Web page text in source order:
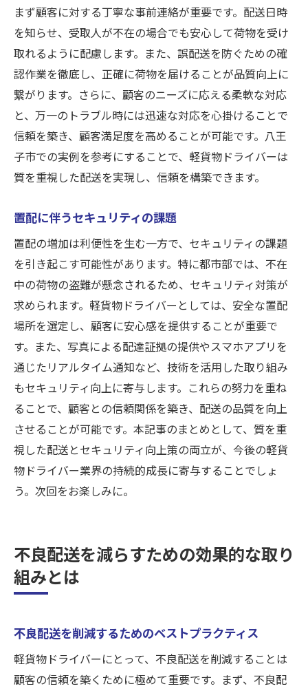
まず顧客に対する丁寧な事前連絡が重要です。配送日時
を知らせ、受取人が不在の場合でも安心して荷物を受け
取れるように配慮します。また、誤配送を防ぐための確
認作業を徹底し、正確に荷物を届けることが品質向上に
繋がります。さらに、顧客のニーズに応える柔軟な対応
と、万一のトラブル時には迅速な対応を心掛けることで
信頼を築き、顧客満足度を高めることが可能です。八王
子市での実例を参考にすることで、軽貨物ドライバーは
質を重視した配送を実現し、信頼を構築できます。
置配に伴うセキュリティの課題
置配の増加は利便性を生む一方で、セキュリティの課題
を引き起こす可能性があります。特に都市部では、不在
中の荷物の盗難が懸念されるため、セキュリティ対策が
求められます。軽貨物ドライバーとしては、安全な置配
場所を選定し、顧客に安心感を提供することが重要で
す。また、写真による配達証拠の提供やスマホアプリを
通じたリアルタイム通知など、技術を活用した取り組み
もセキュリティ向上に寄与します。これらの努力を重ね
ることで、顧客との信頼関係を築き、配送の品質を向上
させることが可能です。本記事のまとめとして、質を重
視した配送とセキュリティ向上策の両立が、今後の軽貨
物ドライバー業界の持続的成長に寄与することでしょ
う。次回をお楽しみに。
不良配送を減らすための効果的な取り
組みとは
不良配送を削減するためのベストプラクティス
軽貨物ドライバーにとって、不良配送を削減することは
顧客の信頼を築くために極めて重要です。まず、不良配